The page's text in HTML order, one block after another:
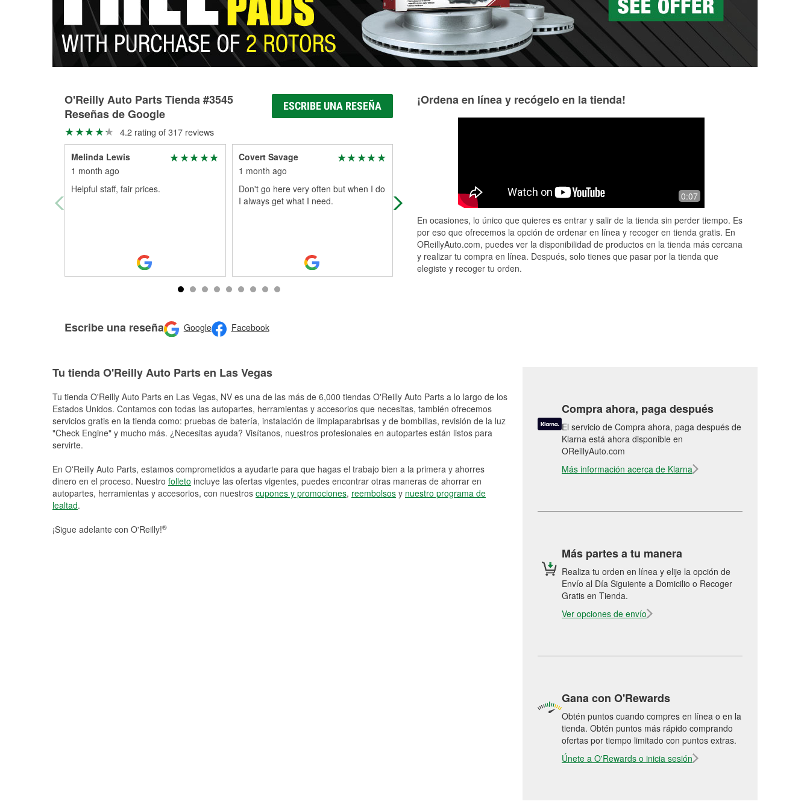
O'Reilly Auto Parts Tienda #3545
Reseñas de Google
ESCRIBE UNA RESEÑA
4.2 rating of 317 reviews
Melinda Lewis
1 month ago
Helpful staff, fair prices.
Covert Savage
1 month ago
Don't go here very often but when I do
I always get what I need.
Old timers with knowledge
Escribe una reseña Google Facebook
¡Ordena en línea y recógelo en la tienda!
0:07
En ocasiones, lo único que quieres es entrar y salir de la tienda sin perder tiempo. Es
por eso que ofrecemos la opción de ordenar en línea y recoger en tienda gratis. En
OReillyAuto.com, puedes ver la disponibilidad de productos en la tienda más cercana
y realizar tu compra en línea. Después, solo tienes que pasar por la tienda que
elegiste y recoger tu orden.
Tu tienda O'Reilly Auto Parts en Las Vegas
Tu tienda O'Reilly Auto Parts en Las Vegas, NV es una de las más de 6,000 tiendas O'Reilly Auto Parts a lo largo de los
Estados Unidos. Contamos con todas las autopartes, herramientas y accesorios que necesitas, también ofrecemos
servicios gratis en la tienda como: pruebas de batería, instalación de limpiaparabrisas y de bombillas, revisión de la luz
"Check Engine" y mucho más. ¿Necesitas ayuda? Visítanos, nuestros profesionales en autopartes están listos para
servirte.
En O'Reilly Auto Parts, estamos comprometidos a ayudarte para que hagas el trabajo bien a la primera y ahorres
dinero en el proceso. Nuestro folleto incluye las ofertas vigentes, puedes encontrar otras maneras de ahorrar en
autopartes, herramientas y accesorios, con nuestros cupones y promociones, reembolsos y nuestro programa de
lealtad.
¡Sigue adelante con O'Reilly!®
Compra ahora, paga después
El servicio de Compra ahora, paga después de
Klarna está ahora disponible en
OReillyAuto.com
Más información acerca de Klarna
Más partes a tu manera
Realiza tu orden en línea y elije la opción de
Envío al Día Siguiente a Domicilio o Recoger
Gratis en Tienda.
Ver opciones de envío
Gana con O'Rewards
Obtén puntos cuando compres en línea o en la
tienda. Obtén puntos más rápido comprando
ofertas por tiempo limitado con puntos extras.
Únete a O'Rewards o inicia sesión